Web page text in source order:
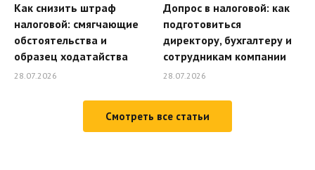
Как снизить штраф
налоговой: смягчающие
обстоятельства и
образец ходатайства
28.07.2026
Допрос в налоговой: как
подготовиться
директору, бухгалтеру и
сотрудникам компании
28.07.2026
Смотреть все статьи
Согласие на обработку файлов cookie
Согласие на получение
информационной и рекламной
рассылки